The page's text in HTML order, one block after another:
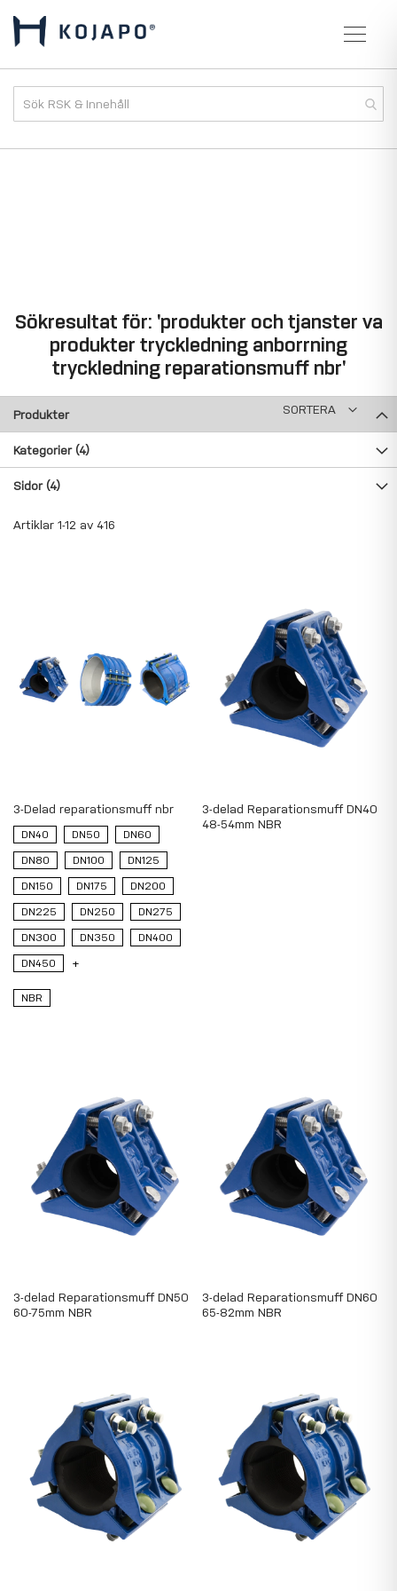
Sökresultat för: 'produkter och tjanster va
produkter tryckledning anborrning
tryckledning reparationsmuff nbr'
Produkter
Kategorier (4)
Sidor (4)
Artiklar 1-12 av 416
SORTERA
3-Delad reparationsmuff nbr
DN40 DN50 DN60
DN80 DN100 DN125
DN150 DN175 DN200
DN225 DN250 DN275
DN300 DN350 DN400
DN450 +
NBR
3-delad Reparationsmuff DN40
48-54mm NBR
3-delad Reparationsmuff DN50
60-75mm NBR
3-delad Reparationsmuff DN60
65-82mm NBR